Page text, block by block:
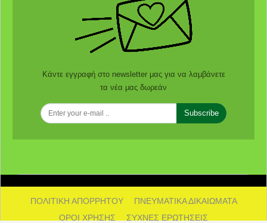
Κάντε εγγραφή στο newsletter μας για να λαμβάνετε
τα νέα μας δωρεάν
Subscribe
ΠΟΛΙΤΙΚΗ ΑΠΟΡΡΗΤΟΥ
ΠΝΕΥΜΑΤΙΚΑ ΔΙΚΑΙΩΜΑΤΑ
ΟΡΟΙ ΧΡΗΣΗΣ
ΣΥΧΝΕΣ ΕΡΩΤΗΣΕΙΣ